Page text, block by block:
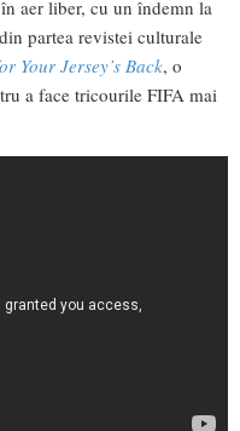
aer liber, cu un îndemn la
partea revistei culturale
Your Jersey’s Back, o
a face tricourile FIFA mai